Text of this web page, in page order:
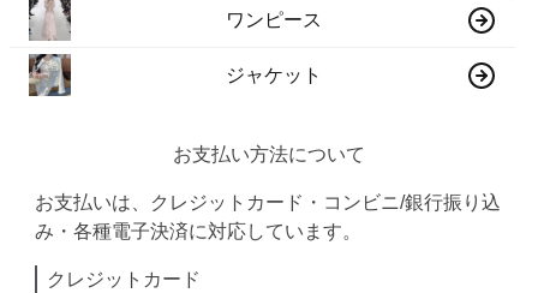
ワンピース
ジャケット
お支払い方法について
お支払いは、クレジットカード・コンビニ/銀行振り込
み・各種電子決済に対応しています。
クレジットカード